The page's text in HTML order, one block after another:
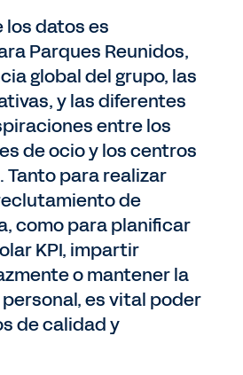
los datos es
Parques Reunidos,
global del grupo, las
y las diferentes
entre los
de ocio y los centros
Tanto para realizar
de
como para planificar
KPI, impartir
o mantener la
es vital poder
de calidad y